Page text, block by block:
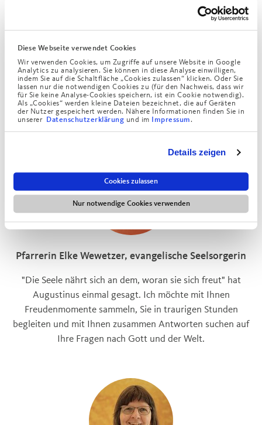
Diese Webseite verwendet Cookies
Wir verwenden Cookies, um Zugriffe auf unsere Website in Google
Analytics zu analysieren. Sie können in diese Analyse einwilligen,
indem Sie auf die Schaltfläche „Cookies zulassen“ klicken. Oder Sie
lassen nur die notwendigen Cookies zu (für den Nachweis, dass wir
für Sie keine Analyse-Cookies speichern, ist ein Cookie notwendig).
Als „Cookies“ werden kleine Dateien bezeichnet, die auf Geräten
der Nutzer gespeichert werden. Nähere Informationen finden Sie in
unserer Datenschutzerklärung und im Impressum.
Details zeigen
Cookies zulassen
Nur notwendige Cookies verwenden
Unser buntes Kulturprogramm unterhält, informiert, macht
Gleichzeitig bietet es einen Rahmen für ein geselliges
Miteinander. Auch Gäste von außerhalb sind dazu herzlich
eingeladen.
Telefon089 3858-6700
E-Mailanne.merten(at)augustinum.de
Pfarrerin Elke Wewetzer, evangelische Seelsorgerin
"Die Seele nährt sich an dem, woran sie sich freut" hat
Augustinus einmal gesagt. Ich möchte mit Ihnen
Freudenmomente sammeln, Sie in traurigen Stunden
begleiten und mit Ihnen zusammen Antworten suchen auf
Ihre Fragen nach Gott und der Welt.